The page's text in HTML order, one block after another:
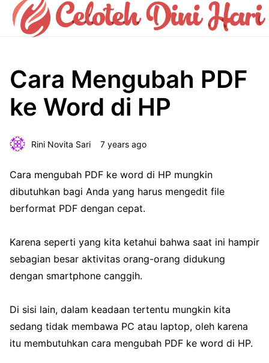
Cara Mengubah PDF
ke Word di HP
Rini Novita Sari 7 years ago
Cara mengubah PDF ke word di HP mungkin
dibutuhkan bagi Anda yang harus mengedit file
berformat PDF dengan cepat.
Karena seperti yang kita ketahui bahwa saat ini hampir
sebagian besar aktivitas orang-orang didukung
dengan smartphone canggih.
Di sisi lain, dalam keadaan tertentu mungkin kita
sedang tidak membawa PC atau laptop, oleh karena
itu membutuhkan cara mengubah PDF ke word di HP.